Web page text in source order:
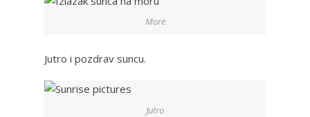
More
Jutro i pozdrav suncu.
Jutro